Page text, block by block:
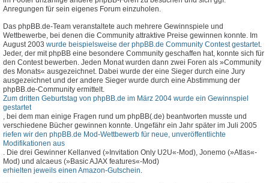
Anregungen für sein eigenes Forum einzuholen.
Das phpBB.de-Team veranstaltete auch mehrere Gewinnspiele und
Wettbewerbe, bei denen die Community attraktive Preise gewinnen konnte. Im
August 2003 wurde beispielsweise der phpBB.de Community Contest gestartet.
Jeder, der mit phpBB eine besondere Community geschaffen hat, konnte sich für
den Contest bewerben. Jeden Monat wurden dann zwei Foren als »Community
des Monats« ausgezeichnet. Dabei wurde der eine Sieger durch eine Jury
ausgezeichnet und der andere Sieger wurde durch eine Abstimmung der
phpBB.de-Community ermittelt.
Zum dritten Geburtstag von phpBB.de im März 2004 wurde ein Gewinnspiel
gestartet
, bei dem man einige Fragen rund um phpBB(.de) beantworten musste und
verschiedene Bücher gewinnen konnte. Ungefähr ein Jahr später im Juli 2005
riefen wir den phpBB.de Mod-Wettbewerb für neue, unveröffentlichte
Modifikationen aus
. Die drei Gewinner Kellanved (»Invitation Only U2U«-Mod), Jonemo (»Atlas«-
Mod) und alcaeus (»Basic AJAX features«-Mod)
erhielten jeweils einen Amazon-Gutschein.